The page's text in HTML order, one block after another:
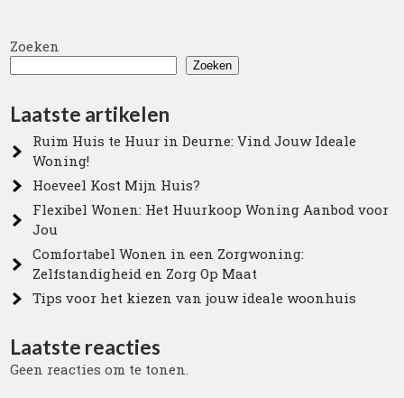
Zoeken
Zoeken
Laatste artikelen
Ruim Huis te Huur in Deurne: Vind Jouw Ideale
Woning!
Hoeveel Kost Mijn Huis?
Flexibel Wonen: Het Huurkoop Woning Aanbod voor
Jou
Comfortabel Wonen in een Zorgwoning:
Zelfstandigheid en Zorg Op Maat
Tips voor het kiezen van jouw ideale woonhuis
Laatste reacties
Geen reacties om te tonen.